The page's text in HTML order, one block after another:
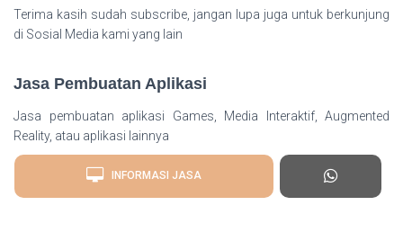
Terima kasih sudah subscribe, jangan lupa juga untuk berkunjung
di Sosial Media kami yang lain
Jasa Pembuatan Aplikasi
Jasa pembuatan aplikasi Games, Media Interaktif, Augmented
Reality, atau aplikasi lainnya
INFORMASI JASA